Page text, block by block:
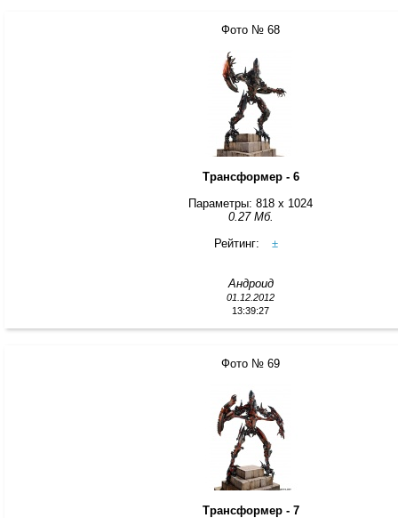
Фото № 68
Трансформер - 6
Параметры: 818 x 1024
0.27 Мб.
Рейтинг:
±
Андроид
01.12.2012
13:39:27
Фото № 69
Трансформер - 7